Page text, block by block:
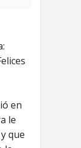
en
le
que